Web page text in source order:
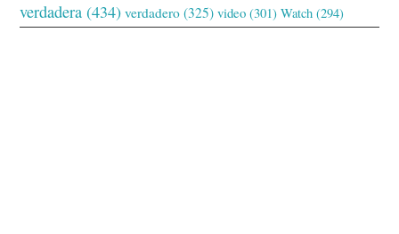
verdadera (434) verdadero (325) video (301) Watch (294)